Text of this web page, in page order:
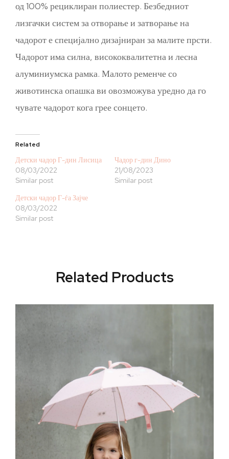
од 100% рециклиран полиестер. Безбедниот
лизгачки систем за отворање и затворање на
чадорот е специјално дизајниран за малите прсти.
Чадорот има силна, висококвалитетна и лесна
алуминиумска рамка. Малото ременче со
животинска опашка ви овозможува уредно да го
чувате чадорот кога грее сонцето.
Related
Детски чадор Г-дин Лисица
08/03/2022
Similar post
Чадор г-дин Дино
21/08/2023
Similar post
Детски чадор Г-ѓа Зајче
08/03/2022
Similar post
Related Products